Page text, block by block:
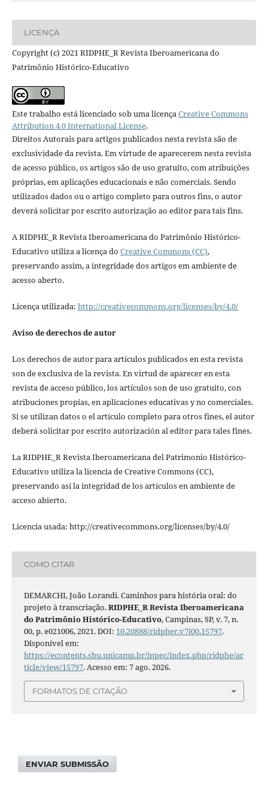
LICENÇA
Copyright (c) 2021 RIDPHE_R Revista Iberoamericana do
Patrimônio Histórico-Educativo
Este trabalho está licenciado sob uma licençaCreative Commons
Attribution 4.0 International License.
Direitos Autorais para artigos publicados nesta revista são de
exclusividade da revista. Em virtude de aparecerem nesta revista
de acesso público, os artigos são de uso gratuito, com atribuições
próprias, em aplicações educacionais e não comerciais. Sendo
utilizados dados ou o artigo completo para outros fins, o autor
deverá solicitar por escrito autorização ao editor para tais fins.
A RIDPHE_R Revista Iberoamericana do Patrimônio Histórico-
Educativo utiliza a licença do Creative Commons (CC),
preservando assim, a integridade dos artigos em ambiente de
acesso aberto.
Licença utilizada: http://creativecommons.org/licenses/by/4.0/
Aviso de derechos de autor
Los derechos de autor para artículos publicados en esta revista
son de exclusiva de la revista. En virtud de aparecer en esta
revista de acceso público, los artículos son de uso gratuito, con
atribuciones propias, en aplicaciones educativas y no comerciales.
Si se utilizan datos o el artículo completo para otros fines, el autor
deberá solicitar por escrito autorización al editor para tales fines.
La RIDPHE_R Revista Iberoamericana del Patrimonio Histórico-
Educativo utiliza la licencia de Creative Commons (CC),
preservando así la integridad de los artículos en ambiente de
acceso abierto.
Licencia usada: http://creativecommons.org/licenses/by/4.0/
COMO CITAR
DEMARCHI, João Lorandi. Caminhos para história oral: do
projeto à transcriação.RIDPHE_R Revista Iberoamericana
do Patrimônio Histórico-Educativo, Campinas, SP, v. 7, n.
00, p. e021006, 2021. DOI: 10.20888/ridpher.v7i00.15797.
Disponível em:
https://econtents.sbu.unicamp.br/inpec/index.php/ridphe/ar
ticle/view/15797. Acesso em: 7 ago. 2026.
FORMATOS DE CITAÇÃO
ENVIAR SUBMISSÃO